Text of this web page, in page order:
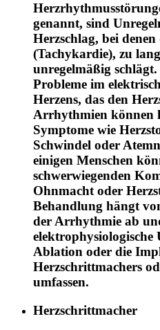
genannt, sind
Herzschlag, bei
(Tachykardie), zu
unregelmäßig
Probleme im
Herzens, das den
Arrhythmien können
Symptome wie
Schwindel oder
einigen Menschen
schwerwiegenden
Ohnmacht oder
Behandlung hängt
der Arrhythmie ab
elektrophysiologische
Ablation oder die
Herzschrittmachers
umfassen.
Herzschrittmacher